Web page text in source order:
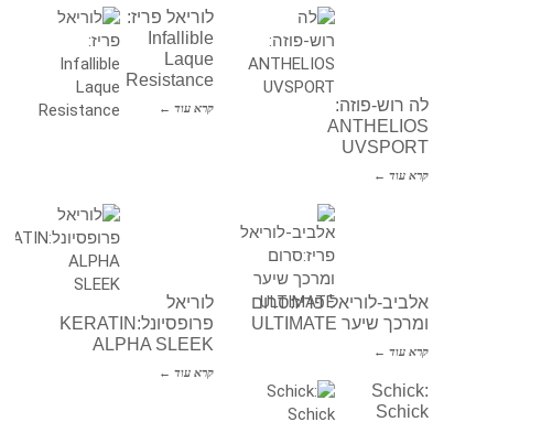
לוריאל פריז:
Infallible
Laque
Resistance
קרא עוד ←
לה רוש-פוזה:
ANTHELIOS
UVSPORT
קרא עוד ←
לוריאל
פרופסיונל:KERATIN
ALPHA SLEEK
קרא עוד ←
אלביב-לוריאל פריז:סרום
ומרכך שיער ULTIMATE
קרא עוד ←
Schick:
Schick